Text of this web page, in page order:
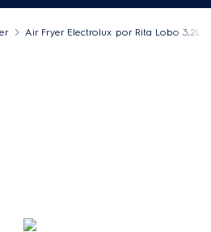
Air Fryer Electrolux por Rita Lobo 3,2L